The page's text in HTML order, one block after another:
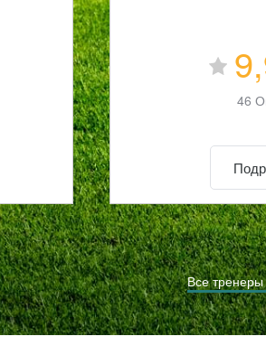
46
Все